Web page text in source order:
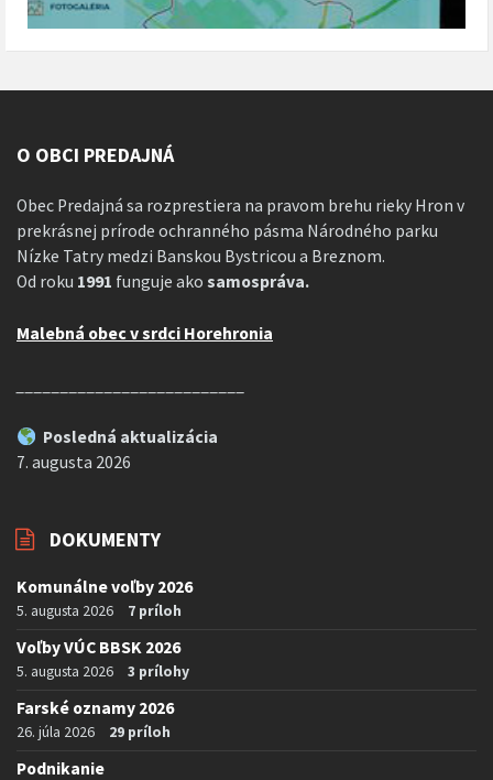
O OBCI PREDAJNÁ
Obec Predajná sa rozprestiera na pravom brehu rieky Hron v
prekrásnej prírode ochranného pásma Národného parku
Nízke Tatry medzi Banskou Bystricou a Breznom.
Od roku 1991 funguje ako samospráva.
Malebná obec v srdci Horehronia
Posledná aktualizácia
7. augusta 2026
DOKUMENTY
Komunálne voľby 2026
5. augusta 2026 7 príloh
Voľby VÚC BBSK 2026
5. augusta 2026 3 prílohy
Farské oznamy 2026
26. júla 2026 29 príloh
Podnikanie